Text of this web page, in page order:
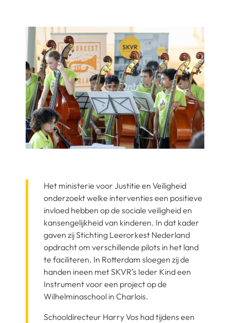
Het ministerie voor Justitie en Veiligheid
onderzoekt welke interventies een positieve
invloed hebben op de sociale veiligheid en
kansengelijkheid van kinderen. In dat kader
gaven zij Stichting Leerorkest Nederland
opdracht om verschillende pilots in het land
te faciliteren. In Rotterdam sloegen zij de
handen ineen met SKVR’s Ieder Kind een
Instrument voor een project op de
Wilhelminaschool in Charlois.
Schooldirecteur Harry Vos had tijdens een